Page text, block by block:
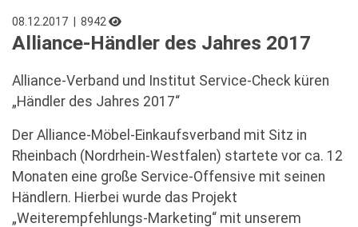
08.12.2017 | 8942
Alliance-Händler des Jahres 2017
Alliance-Verband und Institut Service-Check küren
„Händler des Jahres 2017“
Der Alliance-Möbel-Einkaufsverband mit Sitz in
Rheinbach (Nordrhein-Westfalen) startete vor ca. 12
Monaten eine große Service-Offensive mit seinen
Händlern. Hierbei wurde das Projekt
„Weiterempfehlungs-Marketing“ mit unserem